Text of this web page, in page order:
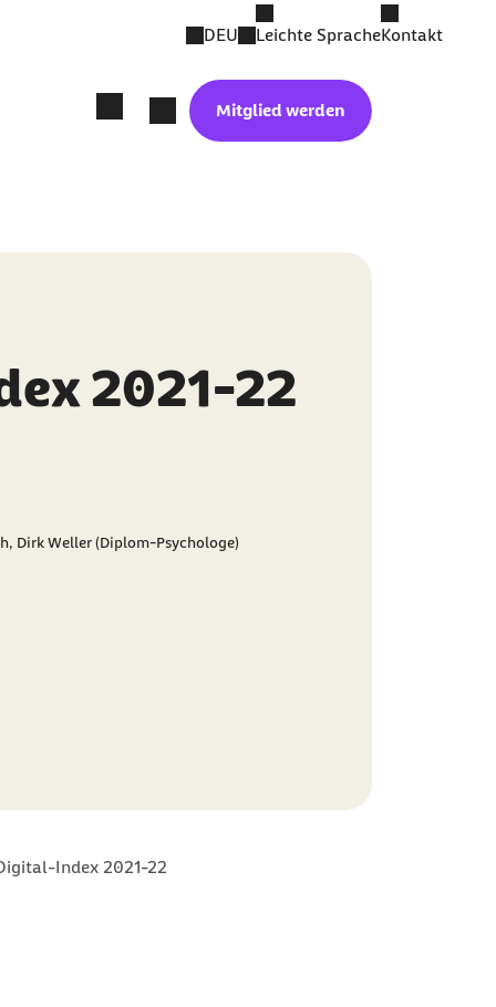
DEU Leichte SpracheKontakt
Mitglied werden
2021-22
Dirk Weller (Diplom-Psychologe)
Index 2021-22